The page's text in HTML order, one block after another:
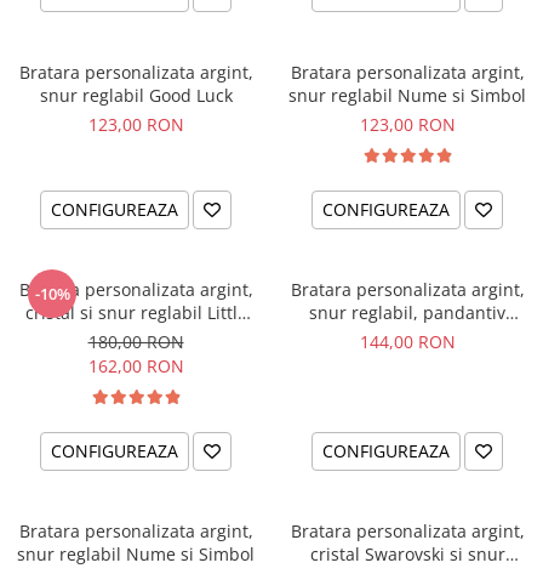
Bratara personalizata argint,
snur reglabil Good Luck
123,00 RON
CONFIGUREAZA
Bratara personalizata argint,
snur reglabil Nume si Simbol
123,00 RON
CONFIGUREAZA
-10%
Bratara personalizata argint,
cristal si snur reglabil Little
Ballerina
180,00 RON
162,00 RON
CONFIGUREAZA
Bratara personalizata argint,
snur reglabil, pandantiv
ingeras
144,00 RON
CONFIGUREAZA
Bratara personalizata argint,
snur reglabil Nume si Simbol
Bratara personalizata argint,
cristal Swarovski si snur